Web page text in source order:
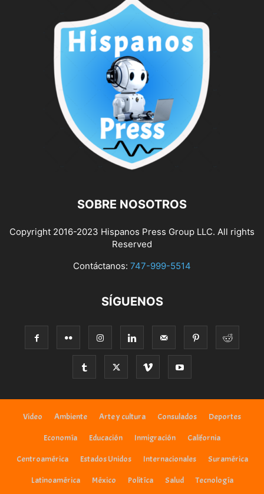
SOBRE NOSOTROS
Copyright 2016-2023 Hispanos Press Group LLC. All rights
Reserved
Contáctanos: 747-999-5514
SÍGUENOS
Video Ambiente Arte y cultura Consulados Deportes
Economía Educación Inmigración California
Centroamérica Estados Unidos Internacionales Suramérica
Latinoamérica México Politíca Salud Tecnología